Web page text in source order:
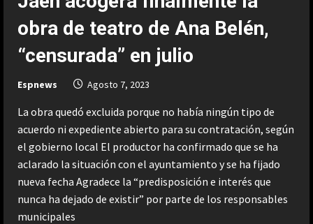
obra de teatro de Ana Belén,
“censurada” en julio
Espnews Agosto 7, 2023
La obra quedó excluida porque no había ningún tipo de
acuerdo ni expediente abierto para su contratación, según
el gobierno local El productor ha confirmado que se ha
aclarado la situación con el ayuntamiento y se ha fijado
nueva fecha Agradece la “predisposición e interés que
nunca ha dejado de existir” por parte de los responsables
municipales